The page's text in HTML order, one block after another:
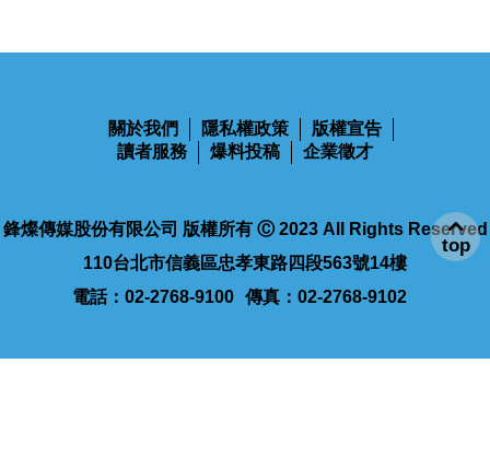
急澄清：兩次條件根本不同
鋒燦傳媒股份有限公司 版權所有 Ⓒ 2023 All Rights Reserved
110台北市信義區忠孝東路四段563號14樓
top